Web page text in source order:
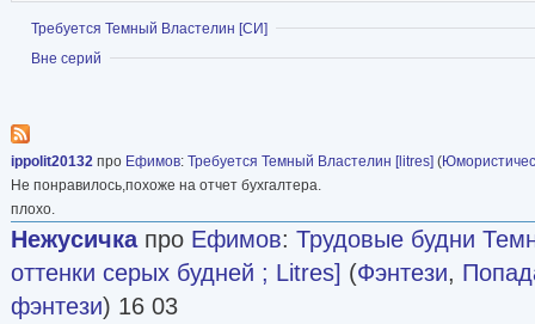
Показать
Требуется Темный Властелин [СИ]
Показать
Вне серий
ippolit20132 про Ефимов: Требуется Темный Властелин [litres] (
Не понравилось,похоже на отчет бухгалтера.
плохо.
Нежусичкапро Ефимов: Трудовые будни
оттенки серых будней ; Litres] (Фэнтези,
фэнтези) 16 03